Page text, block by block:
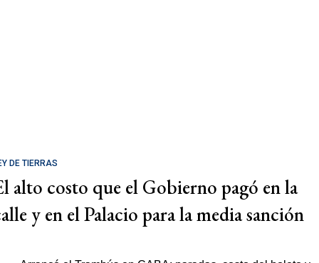
DE TIERRAS
alto costo que el Gobierno pagó en la
y en el Palacio para la media sanción